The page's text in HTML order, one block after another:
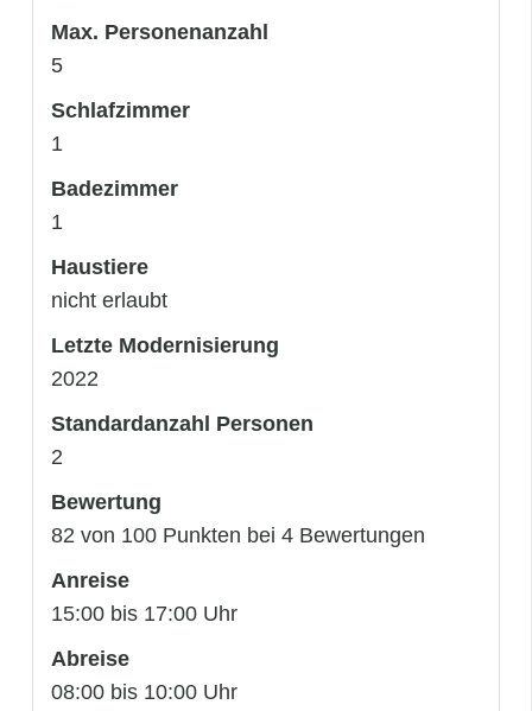
Max. Personenanzahl
5
Schlafzimmer
1
Badezimmer
1
Haustiere
nicht erlaubt
Letzte Modernisierung
2022
Standardanzahl Personen
2
Bewertung
82 von 100 Punkten bei 4 Bewertungen
Anreise
15:00 bis 17:00 Uhr
Abreise
08:00 bis 10:00 Uhr